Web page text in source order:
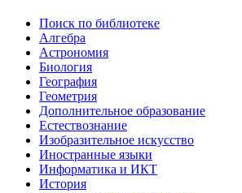
Поиск по библиотеке
Алгебра
Астрономия
Биология
География
Геометрия
Дополнительное образование
Естествознание
Изобразительное искусство
Иностранные языки
Информатика и ИКТ
История